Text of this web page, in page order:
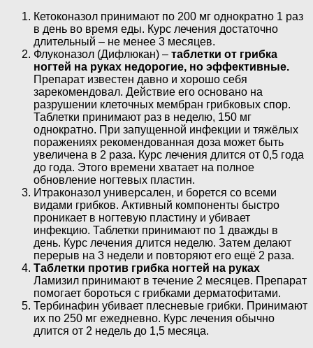
Кетоконазол принимают по 200 мг однократно 1 раз
в день во время еды. Курс лечения достаточно
длительный – не менее 3 месяцев.
Флуконазол (Дифлюкан) – таблетки от грибка
ногтей на руках недорогие, но эффективные.
Препарат известен давно и хорошо себя
зарекомендовал. Действие его основано на
разрушении клеточных мембран грибковых спор.
Таблетки принимают раз в неделю, 150 мг
однократно. При запущенной инфекции и тяжёлых
поражениях рекомендованная доза может быть
увеличена в 2 раза. Курс лечения длится от 0,5 года
до года. Этого времени хватает на полное
обновление ногтевых пластин.
Итраконазол универсален, и борется со всеми
видами грибков. Активный компоненты быстро
проникает в ногтевую пластину и убивает
инфекцию. Таблетки принимают по 1 дважды в
день. Курс лечения длится неделю. Затем делают
перерыв на 3 недели и повторяют его ещё 2 раза.
Таблетки против грибка ногтей на руках
Ламизил принимают в течение 2 месяцев. Препарат
помогает бороться с грибками дерматофитами.
Тербинафин убивает плесневые грибки. Принимают
их по 250 мг ежедневно. Курс лечения обычно
длится от 2 недель до 1,5 месяца.